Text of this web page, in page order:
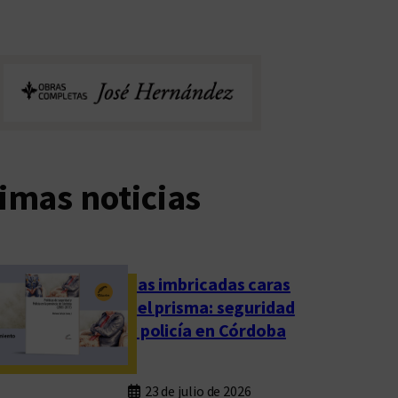
noticias
Las imbricadas caras
del prisma: seguridad
y policía en Córdoba
23 de julio de 2026